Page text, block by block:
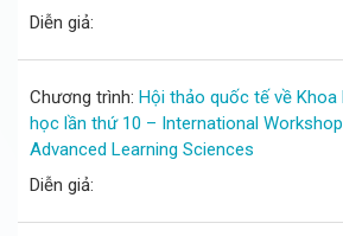
Diễn giả:
Chương trình: Hội thảo quốc tế về Khoa
học lần thứ 10 – International
Advanced Learning Sciences
Diễn giả: